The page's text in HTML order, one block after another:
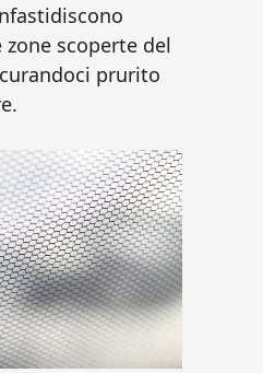
scoperte del
prurito